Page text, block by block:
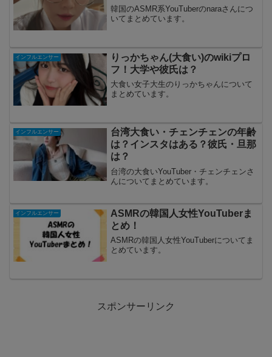
韓国のASMR系YouTuberのnaraさんにつ
いてまとめています。
インフルエンサー
りっかちゃん(大食い)のwikiプロ
フ！大学や彼氏は？
大食い女子大生のりっかちゃんについて
まとめています。
インフルエンサー
台湾大食い・チェンチェンの年齢
は？インスタはある？彼氏・旦那
は？
台湾の大食いYouTuber・チェンチェンさ
んについてまとめています。
インフルエンサー
ASMRの韓国人女性YouTuberま
とめ！
ASMRの韓国人女性YouTuberについてま
とめています。
スポンサーリンク